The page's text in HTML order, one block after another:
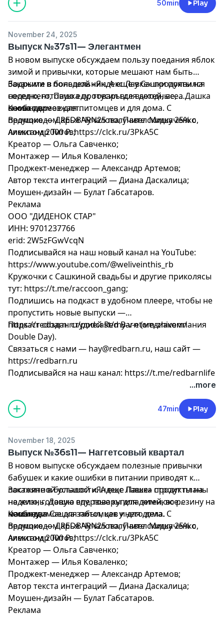
50min Play
November 24, 2025
Выпуск №37s11— Элегантмен
В новом выпуске обсуждаем пользу поедания яблок
зимой и привычки, которые мешают нам быть
бодрыми в понедельник. А еще у Сашки появился
сосед-кент, Пашка протусил все выходные, а Дашка
снова переезжает.
Закажите в большой «Яндекс Лавке» продукты на
неделю, готовую еду, товары для детей, все
необходимое для питомцев и для дома. С
промокодом REDBARN25 получите скидку 25% с
лимитом 2000 ₽: https://clck.ru/3PkA5C
Команда:
Ведущие — Дарья Чучалова, Павел Мишаченко,
Александр Титов;
Креатор — Ольга Савченко;
Монтажер — Илья Коваленко;
Проджект-менеджер — Александр Артемов;
Автор текста интеграций — Диана Даскалица;
Моушен-дизайн — Булат Габсатаров.
Реклама
ООО "ДИДЕНОК СТАР"
ИНН: 9701237766
erid: 2W5zFGwVcqN
Подписывайся на наш новый канал на YouTube:
https://www.youtube.com/@weliveinthis_rb
Кружочки с Сашкиной свадьбы и другие приколясы
тут: https://t.me/raccoon_gang;
Подпишись на подкаст в удобном плеере, чтобы не
пропустить новые выпуски —
https://redbarn.ru/podcast/my-v-etom-zhivem/
Подкаст создан студией Red Barn (медиакомпания
Double Day).
Связаться с нами — hay@redbarn.ru, наш сайт —
https://redbarn.ru
Подписывайся на наш канал: https://t.me/redbarnlife
...more
47min Play
November 18, 2025
Выпуск №36s11— Наггетсовый квартал
В новом выпуске обсуждаем полезные привычки
бабушек и какие ошибки в питании приводят к
постоянной усталости. А еще Пашка строит планы
на жизнь, Дашка впервые купила зимнюю резину на
машину, а Сашка забыл, как у него дела.
Закажите в большой «Яндекс Лавке» продукты на
неделю, готовую еду, товары для детей, все
необходимое для питомцев и для дома. С
промокодом REDBARN25 получите скидку 25% с
лимитом 2000 ₽: https://clck.ru/3PkA5C
Команда:
Ведущие — Дарья Чучалова, Павел Мишаченко,
Александр Титов;
Креатор — Ольга Савченко;
Монтажер — Илья Коваленко;
Проджект-менеджер — Александр Артемов;
Автор текста интеграций — Диана Даскалица;
Моушен-дизайн — Булат Габсатаров.
Реклама